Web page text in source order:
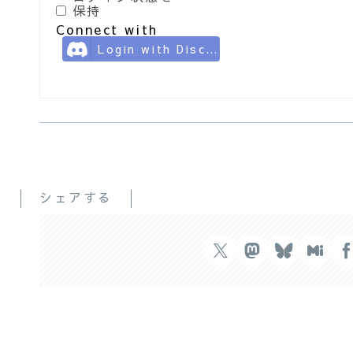
保持
Connect with
Login with Discord
シェアする